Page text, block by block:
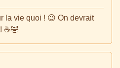
la vie quoi ! 😉 On devrait
☕🤣